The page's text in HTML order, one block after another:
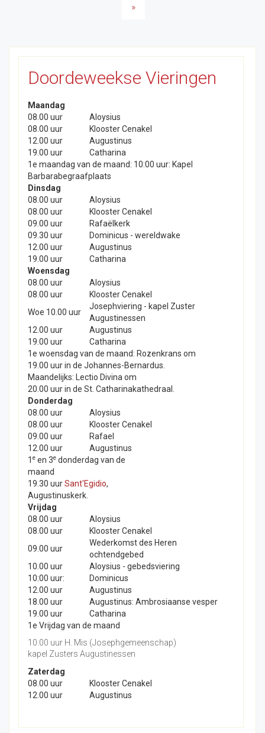
»
Doordeweekse Vieringen
Maandag
08.00 uur
Aloysius
08.00 uur
Klooster Cenakel
12.00 uur
Augustinus
19.00 uur
Catharina
1e maandag van de maand: 10:00 uur: Kapel
Barbarabegraafplaats
Dinsdag
08.00 uur
Aloysius
08.00 uur
Klooster Cenakel
09.00 uur
Rafaëlkerk
09.30 uur
Dominicus - wereldwake
12.00 uur
Augustinus
19.00 uur
Catharina
Woensdag
08.00 uur
Aloysius
08.00 uur
Klooster Cenakel
Woe 10.00 uur
Josephviering - kapel Zuster
Augustinessen
12.00 uur
Augustinus
19.00 uur
Catharina
1e woensdag van de maand: Rozenkrans om
19.00 uur in de Johannes-Bernardus.
Maandelijks: Lectio Divina om
20.00 uur in de St. Catharinakathedraal.
Donderdag
08.00 uur
Aloysius
08.00 uur
Klooster Cenakel
09.00 uur
Rafael
12.00 uur
Augustinus
1 e en 3e donderdag van de
maand
19.30 uurSant'Egidio,
Augustinuskerk.
Vrijdag
08.00 uur
Aloysius
08.00 uur
Klooster Cenakel
09.00 uur
Wederkomst des Heren
ochtendgebed
10.00 uur
Aloysius - gebedsviering
10:00 uur:
Dominicus
12.00 uur
Augustinus
18.00 uur
Augustinus: Ambrosiaanse vesper
19.00 uur
Catharina
1e Vrijdag van de maand
10.00 uur H. Mis (Josephgemeenschap)
kapel Zusters Augustinessen
Zaterdag
08.00 uur
Klooster Cenakel
12.00 uur
Augustinus